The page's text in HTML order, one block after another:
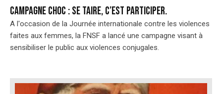
Campagne choc : se taire, c’est participer.
A l'occasion de la Journée internationale contre les violences
faites aux femmes, la FNSF a lancé une campagne visant à
sensibiliser le public aux violences conjugales.